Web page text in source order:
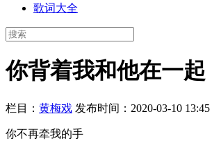
歌词大全
你背着我和他在一起
栏目： 黄梅戏 发布时间：2020-03-10 13:45
你不再牵我的手